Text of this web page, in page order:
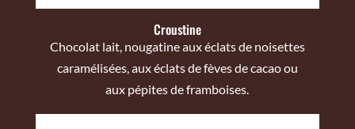
Croustine
Chocolat lait, nougatine aux éclats de noisettes
caramélisées, aux éclats de fèves de cacao ou
aux pépites de framboises.